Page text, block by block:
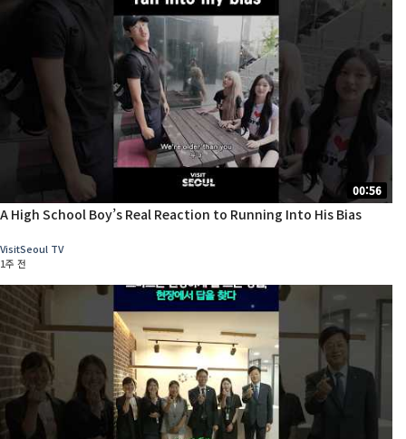
00:56
A High School Boy’s Real Reaction to Running Into His Bias
VisitSeoul TV
1주 전